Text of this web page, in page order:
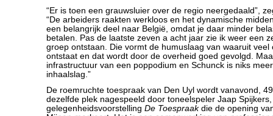
“Er is toen een grauwsluier over de regio neergedaald”,
“De arbeiders raakten werkloos en het dynamische
een belangrijk deel naar België, omdat je daar minder
betalen. Pas de laatste zeven a acht jaar zie ik weer een
groep ontstaan. Die vormt de humuslaag van waaruit veel
ontstaat en dat wordt door de overheid goed gevolgd.
infrastructuur van een poppodium en Schunck is niks
inhaalslag.”
De roemruchte toespraak van Den Uyl wordt vanavond,
dezelfde plek nagespeeld door toneelspeler Jaap
gelegenheidsvoorstelling De Toespraakdie de opening